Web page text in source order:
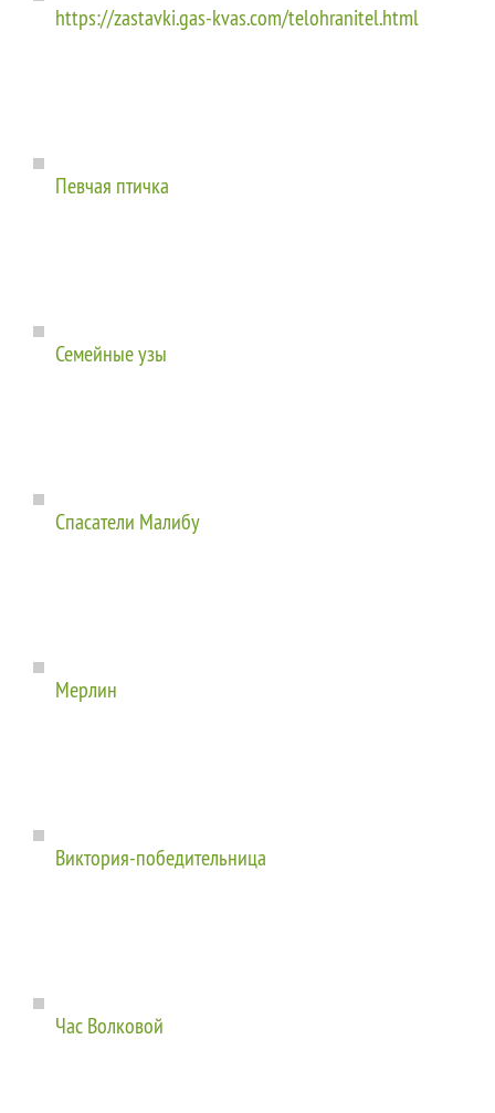
https://zastavki.gas-kvas.com/telohranitel.html
Певчая птичка
Семейные узы
Спасатели Малибу
Мерлин
Виктория-победительница
Час Волковой